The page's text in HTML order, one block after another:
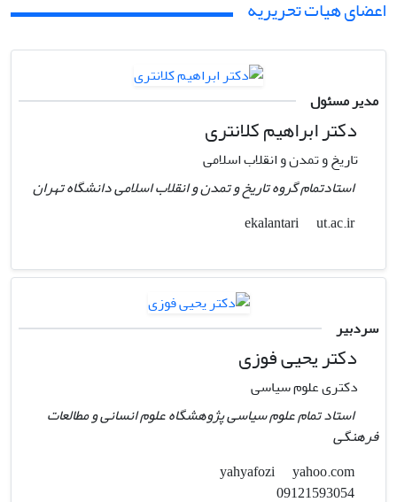
اعضای هیات تحریریه
مدیر مسئول
دکتر ابراهیم کلانتری
تاریخ و تمدن و انقلاب اسلامی
استادتمام گروه تاریخ و تمدن و انقلاب اسلامی دانشگاه تهران
ekalantari
ut.ac.ir
سردبیر
دکتر یحیی فوزی
دکتری علوم سیاسی
استاد تمام علوم سیاسی پژوهشگاه علوم انسانی و مطالعات
فرهنگی
yahoo.com